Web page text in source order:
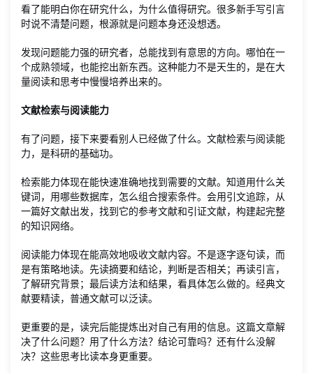
看了能明白你在研究什么，为什么值得研究。很多新手写引言
时说不清楚问题，根源就是问题本身还没想透。
发现问题能力强的研究者，总能找到有意思的方向。哪怕在一
个成熟领域，也能挖出新东西。这种能力不是天生的，是在大
量阅读和思考中慢慢培养出来的。
文献检索与阅读能力
有了问题，接下来要看别人已经做了什么。文献检索与阅读能
力，是科研的基础功。
检索能力体现在能快速准确地找到需要的文献。知道用什么关
键词，用哪些数据库，怎么组合搜索条件。会用引文追踪，从
一篇好文献出发，找到它的参考文献和引证文献，构建起完整
的知识网络。
阅读能力体现在能高效地吸收文献内容。不是逐字逐句读，而
是有策略地读。先读摘要和结论，判断是否相关；再读引言，
了解研究背景；最后读方法和结果，看具体怎么做的。经典文
献要精读，普通文献可以泛读。
更重要的是，读完后能提炼出对自己有用的信息。这篇文章解
决了什么问题？用了什么方法？结论可靠吗？还有什么没解
决？这些思考比读本身更重要。